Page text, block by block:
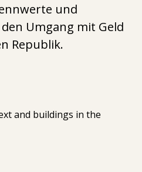
und
Umgang mit Geld
Republik.